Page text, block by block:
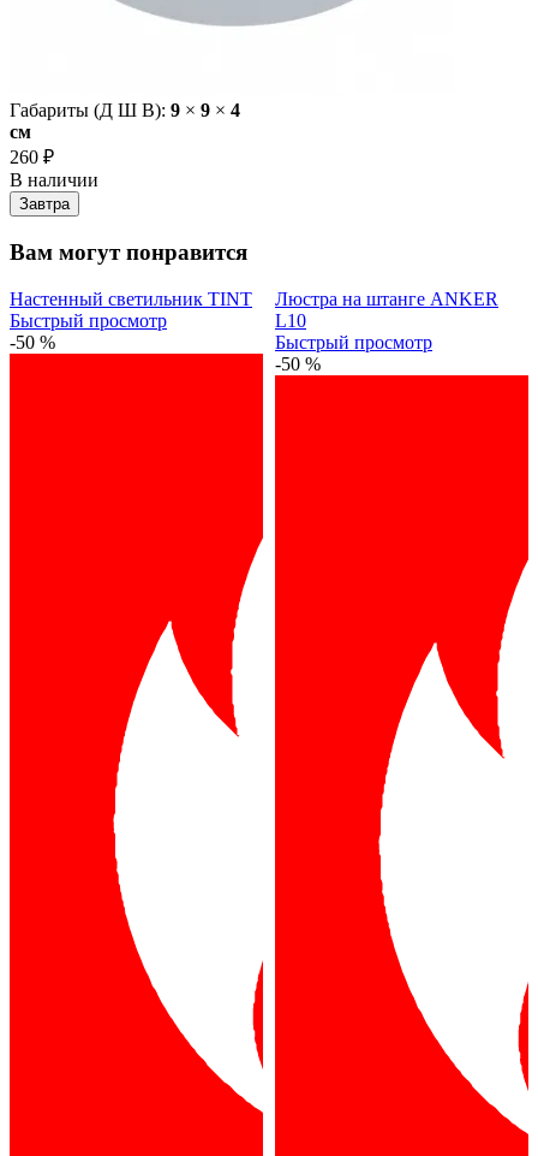
Габариты (Д Ш В): 9 × 9 × 4
cм
260 ₽
В наличии
Завтра
Вам могут понравится
Настенный светильник TINT
Быстрый просмотр
-50 %
Люстра на штанге ANKER
L10
Быстрый просмотр
-50 %